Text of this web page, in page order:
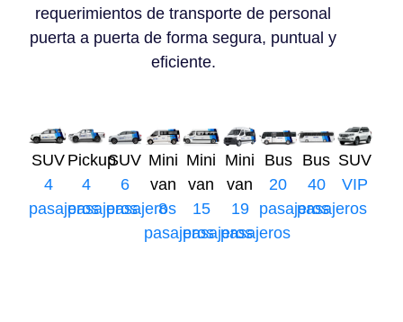
requerimientos de transporte de personal
puerta a puerta de forma segura, puntual y
eficiente.
SUV
4
pasajeros
Pickup
4
pasajeros
SUV
6
pasajeros
Mini
van
8
pasajeros
Mini
van
15
pasajeros
Mini
van
19
pasajeros
Bus
20
pasajeros
Bus
40
pasajeros
SUV
VIP